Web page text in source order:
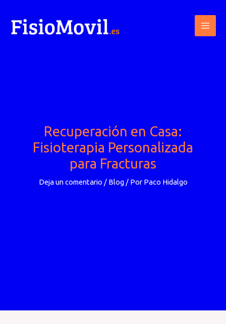
contenido
Recuperación en Casa:
Fisioterapia Personalizada
para Fracturas
Deja un comentario / Blog/ Por Paco Hidalgo